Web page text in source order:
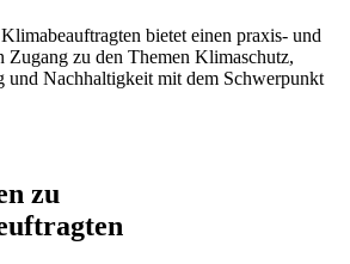
bietet einen praxis- und
Zugang zu den Themen Klimaschutz,
und Nachhaltigkeit mit dem Schwerpunkt
zu